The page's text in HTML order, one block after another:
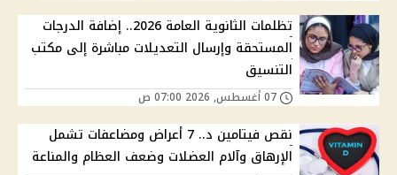
تظلمات الثانوية العامة 2026.. إضافة الدرجات
المستحقة وإرسال التعديلات مباشرة إلى مكتب
التنسيق
نقص فيتامين د.. 7 أعراض ومضاعفات تشمل
الإرهاق وآلام العضلات وضعف العظام والمناعة